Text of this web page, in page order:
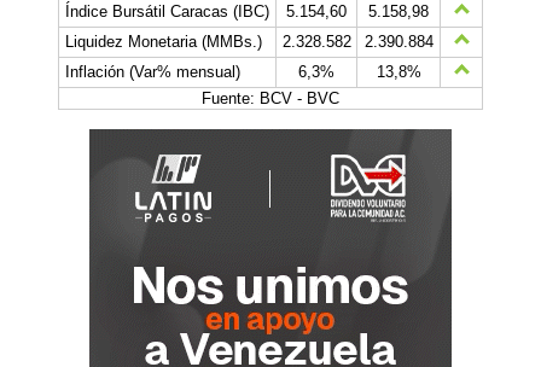
Índice Bursátil Caracas (IBC)
5.154,60
5.158,98
Liquidez Monetaria (MMBs.)
2.328.582
2.390.884
Inflación (Var% mensual)
6,3%
13,8%
Fuente: BCV - BVC